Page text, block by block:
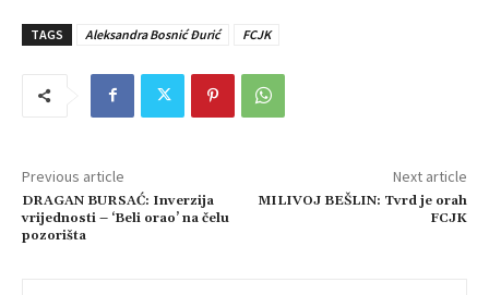
TAGS Aleksandra Bosnić Đurić FCJK
Previous article
DRAGAN BURSAĆ: Inverzija
vrijednosti – ‘Beli orao’ na čelu
pozorišta
Next article
MILIVOJ BEŠLIN: Tvrd je orah
FCJK